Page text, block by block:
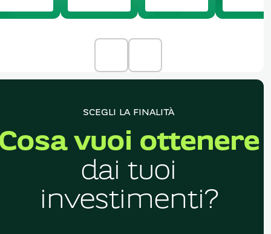
SCEGLI LA FINALITÀ
vuoi ottenere
dai tuoi
investimenti?